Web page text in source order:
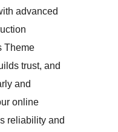
advanced
Theme
trust, and
and
online
reliability and